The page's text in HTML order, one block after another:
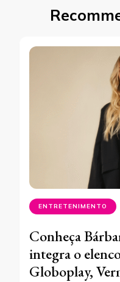
ENTRETENIMENTO
Conheça
integra o
Globoplay,